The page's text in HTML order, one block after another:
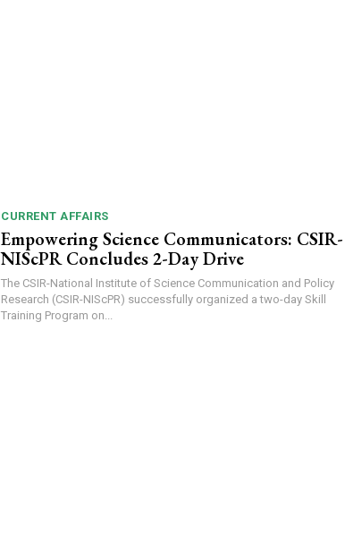
CURRENT AFFAIRS
Empowering Science Communicators: CSIR-
NIScPR Concludes 2-Day Drive
The CSIR-National Institute of Science Communication and Policy
Research (CSIR-NIScPR) successfully organized a two-day Skill
Training Program on...